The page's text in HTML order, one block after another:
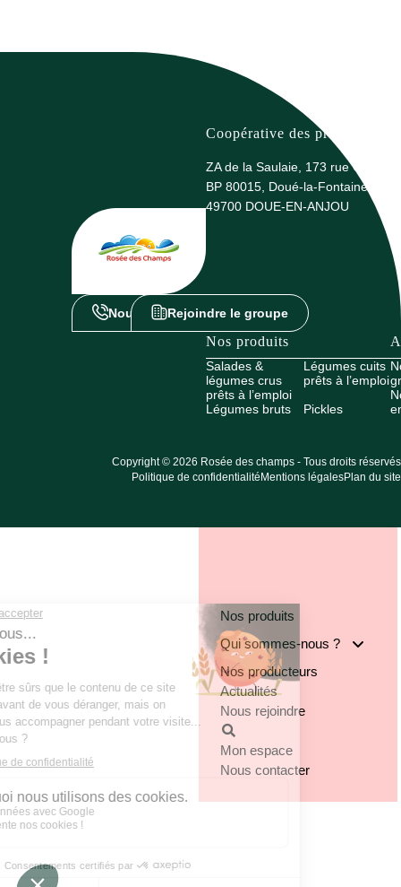
Nous contacterRejoindre le groupe
Coopérative des producteurs
ZA de la Saulaie, 173 rue G. Eiffel
BP 80015, Doué-la-Fontaine
49700 DOUE-EN-ANJOU
Nos produits
Salades &
légumes crus
prêts à l’emploi
Légumes cuits
prêts à l’emploi
Légumes bruts
Pickles
Copyright © 2026 Rosée des champs - Tous droits réservés
Politique de confidentialité Mentions légalesPlan du site
Nos produits
Qui sommes-nous ?
Notre groupe
Nos engagements
Notre implantation
Nos producteurs
Actualités
Nous rejoindre
Mon espace
Nous contacter